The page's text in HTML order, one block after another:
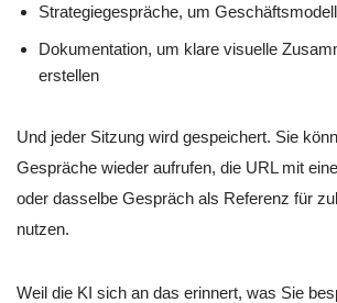
Strategiegespräche, um
Dokumentation, um klare visuelle
erstellen
Und jeder Sitzung wird gespeichert. Sie
Gespräche wieder aufrufen, die URL mit
oder dasselbe Gespräch als Referenz für
nutzen.
Weil die KI sich an das erinnert, was Sie